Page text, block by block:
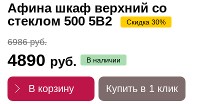
Афина шкаф верхний со
стеклом 500 5В2
Скидка 30%
6986 руб.
4890 руб. В наличии
В корзину Купить в 1 клик